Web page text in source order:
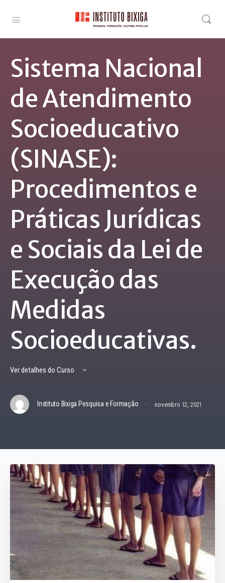
Sistema Nacional
de Atendimento
Socioeducativo
(SINASE):
Procedimentos e
Práticas Jurídicas
e Sociais da Lei de
Execução das
Medidas
Socioeducativas.
Ver detalhes do Curso
Instituto Bixiga Pesquisa e Formação · novembro 12, 2021